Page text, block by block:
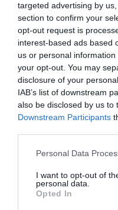
targeted advertising by
section to confirm your
opt-out request is
interest-based ads based
us or personal
your opt-out. You may
disclosure of your
IAB’s list of downstream
also be disclosed by us to
Downstream Participants
Personal Data
I want to opt-out of
personal data.
Opted In